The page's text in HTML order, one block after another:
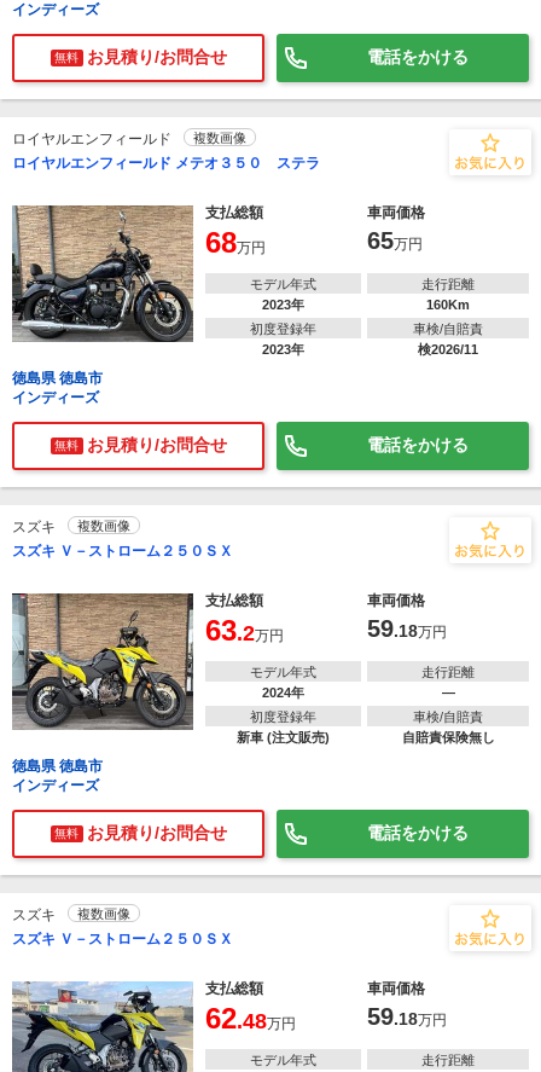
インディーズ
無料 お見積り/お問合せ 電話をかける
ロイヤルエンフィールド 複数画像
ロイヤルエンフィールド メテオ３５０ ステラ
支払総額 車両価格
68万円 65万円
モデル年式
2023年
走行距離
160Km
初度登録年
2023年
車検/自賠責
検2026/11
徳島県 徳島市
インディーズ
無料 お見積り/お問合せ 電話をかける
スズキ 複数画像
スズキ Ｖ－ストローム２５０ＳＸ
支払総額 車両価格
63.2万円 59.18万円
モデル年式
2024年
走行距離
―
初度登録年
新車 (注文販売)
車検/自賠責
自賠責保険無し
徳島県 徳島市
インディーズ
無料 お見積り/お問合せ 電話をかける
スズキ 複数画像
スズキ Ｖ－ストローム２５０ＳＸ
支払総額 車両価格
62.48万円 59.18万円
モデル年式
走行距離